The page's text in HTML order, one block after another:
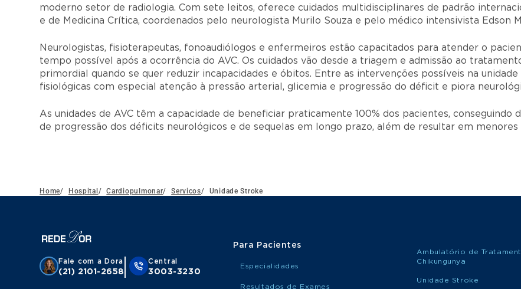
moderno setor de radiologia. Com sete leitos, oferece cuidados multidisciplinares de padrão
e de Medicina Crítica, coordenados pelo neurologista Murilo Souza e pelo médico intensivista Edson
Neurologistas, fisioterapeutas, fonoaudiólogos e enfermeiros estão capacitados para atender o
tempo possível após a ocorrência do AVC. Os cuidados vão desde a triagem e admissão ao
primordial quando se quer reduzir incapacidades e óbitos. Entre as intervenções possíveis na
fisiológicas com especial atenção à pressão arterial, glicemia e progressão do déficit e piora
As unidades de AVC têm a capacidade de beneficiar praticamente 100% dos pacientes,
de progressão dos déficits neurológicos e de sequelas em longo prazo, além de resultar em menores
Home/ Hospital / Cardiopulmonar/ Servicos/ Unidade Stroke
Fale com a Dora
(21) 2101-2658
Central
3003-3230
Para Pacientes
Especialidades
Resultados de Exames
Ambulatório de
Chikungunya
Unidade Stroke